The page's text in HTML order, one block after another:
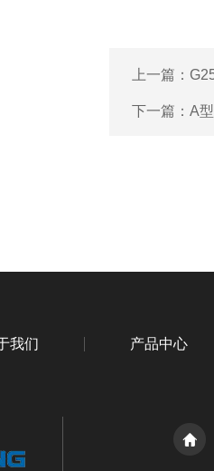
上一篇：
下一篇： A
我们 产品中心